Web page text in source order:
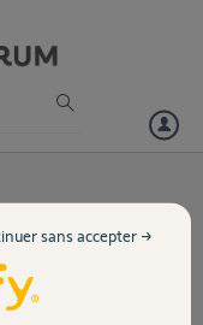
Origin
du Forum.
sans accepter →